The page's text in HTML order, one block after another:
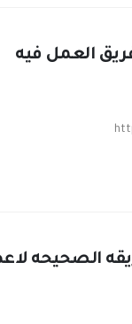
العمل فيه
الصحيحه